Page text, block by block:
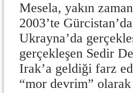
Mesela, yakın
2003’te
Ukrayna’da
gerçekleşen Sedir
Irak’a geldiği farz
“mor devrim” olarak